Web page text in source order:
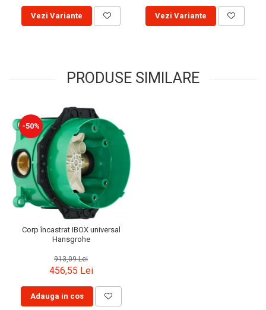
Vezi Variante Vezi Variante
PRODUSE SIMILARE
-50%
Corp încastrat IBOX universal
Hansgrohe
913,09 Lei
456,55 Lei
Adauga in cos